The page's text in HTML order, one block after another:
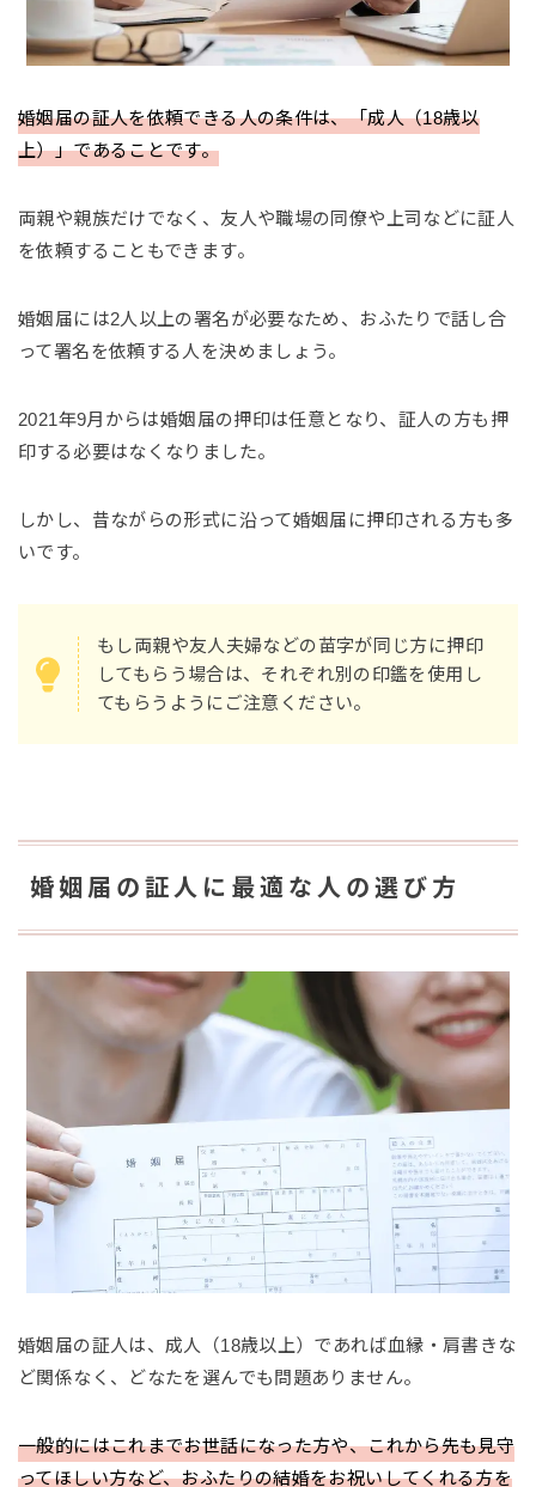
婚姻届の証人を依頼できる人の条件は、「成人（18歳以
上）」であることです。
両親や親族だけでなく、友人や職場の同僚や上司などに証人
を依頼することもできます。
婚姻届には2人以上の署名が必要なため、おふたりで話し合
って署名を依頼する人を決めましょう。
2021年9月からは婚姻届の押印は任意となり、証人の方も押
印する必要はなくなりました。
しかし、昔ながらの形式に沿って婚姻届に押印される方も多
いです。
もし両親や友人夫婦などの苗字が同じ方に押印
してもらう場合は、それぞれ別の印鑑を使用し
てもらうようにご注意ください。
婚姻届の証人に最適な人の選び方
婚姻届の証人は、成人（18歳以上）であれば血縁・肩書きな
ど関係なく、どなたを選んでも問題ありません。
一般的にはこれまでお世話になった方や、これから先も見守
ってほしい方など、おふたりの結婚をお祝いしてくれる方を